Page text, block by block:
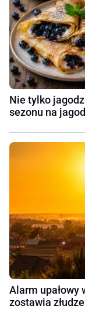
Nie tylko
sezonu na
Alarm upałowy
zostawia